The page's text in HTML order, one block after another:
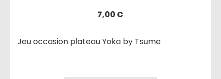
7,00€
Jeu occasion plateau Yoka by Tsume